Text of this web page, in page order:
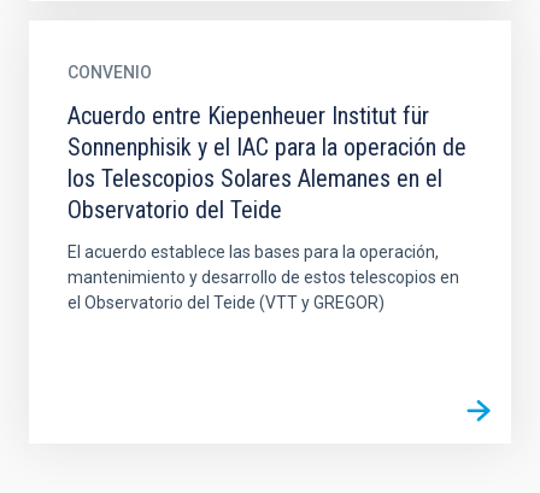
CONVENIO
Acuerdo entre Kiepenheuer Institut für
Sonnenphisik y el IAC para la operación de
los Telescopios Solares Alemanes en el
Observatorio del Teide
El acuerdo establece las bases para la operación,
mantenimiento y desarrollo de estos telescopios en
el Observatorio del Teide (VTT y GREGOR)